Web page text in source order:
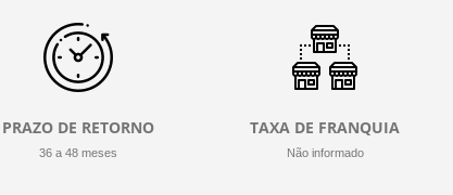
PRAZO DE RETORNO
36 a 48 meses
TAXA DE FRANQUIA
Não informado